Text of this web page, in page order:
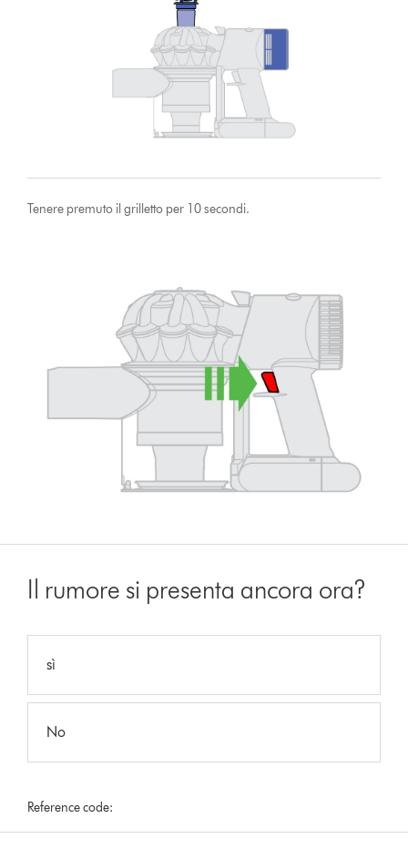
Tenere premuto il grilletto per 10 secondi.
Il rumore si presenta ancora ora?
sì
No
Reference code: